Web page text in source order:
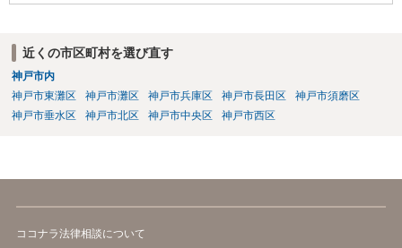
近くの市区町村を選び直す
神戸市内
神戸市東灘区
神戸市灘区 神戸市兵庫区 神戸市長田区
神戸市須磨区
神戸市垂水区
神戸市北区 神戸市中央区 神戸市西区
ココナラ法律相談について